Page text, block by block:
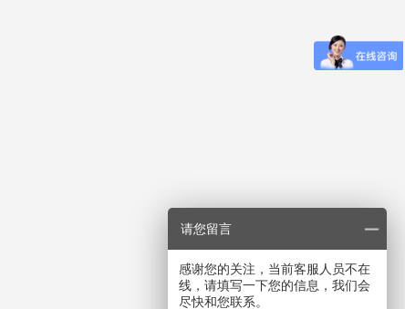
请您留言
感谢您的关注，当前客服人员不在
线，请填写一下您的信息，我们会
尽快和您联系。